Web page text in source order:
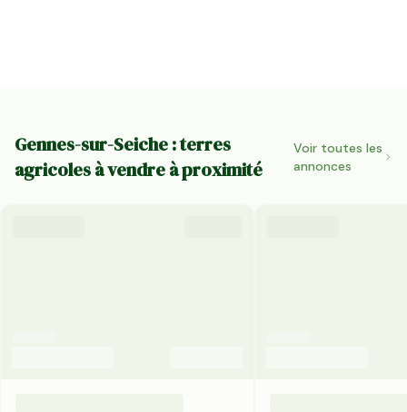
Gennes-sur-Seiche : terres
agricoles à vendre à proximité
Voir toutes les
annonces